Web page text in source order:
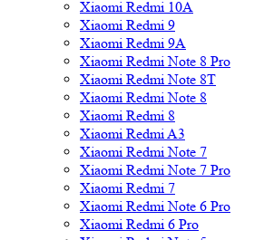
Xiaomi Redmi 10A
Xiaomi Redmi 9
Xiaomi Redmi 9A
Xiaomi Redmi Note 8 Pro
Xiaomi Redmi Note 8T
Xiaomi Redmi Note 8
Xiaomi Redmi 8
Xiaomi Redmi A3
Xiaomi Redmi Note 7
Xiaomi Redmi Note 7 Pro
Xiaomi Redmi 7
Xiaomi Redmi Note 6 Pro
Xiaomi Redmi 6 Pro